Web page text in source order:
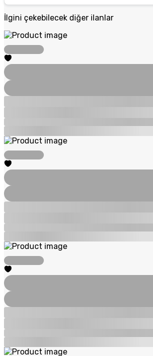
İlgini çekebilecek diğer ilanlar